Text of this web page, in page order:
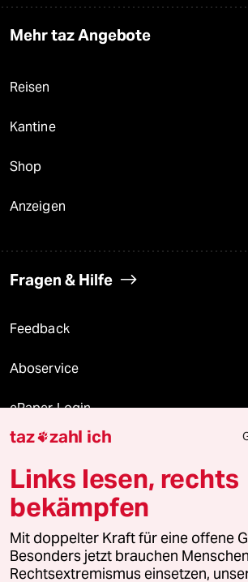
Mehr taz Angebote
Reisen
Kantine
Shop
Anzeigen
Fragen & Hilfe
Feedback
Aboservice
ePaper Login
Downloads für Abonnierende
© 2026 taz Verlags und Vertriebs GmbH
Alle Rechte vorbehalten. Bei rechtlichen Fragen
wenden Sie sich bitte an
lizenzen@taz.de
taz zahl ich
Links lesen, rechts
bekämpfen
Mit doppelter Kraft für eine offene
Besonders jetzt brauchen
Rechtsextremismus einsetzen,